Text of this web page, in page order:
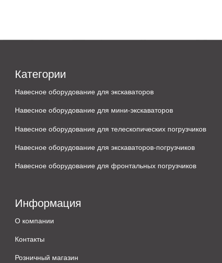
Категории
Навесное оборудование для экскаваторов
Навесное оборудование для мини-экскаваторов
Навесное оборудование для телескопических погрузчиков
Навесное оборудование для экскаваторов-погрузчиков
Навесное оборудование для фронтальных погрузчиков
Информация
О компании
Контакты
Розничный магазин